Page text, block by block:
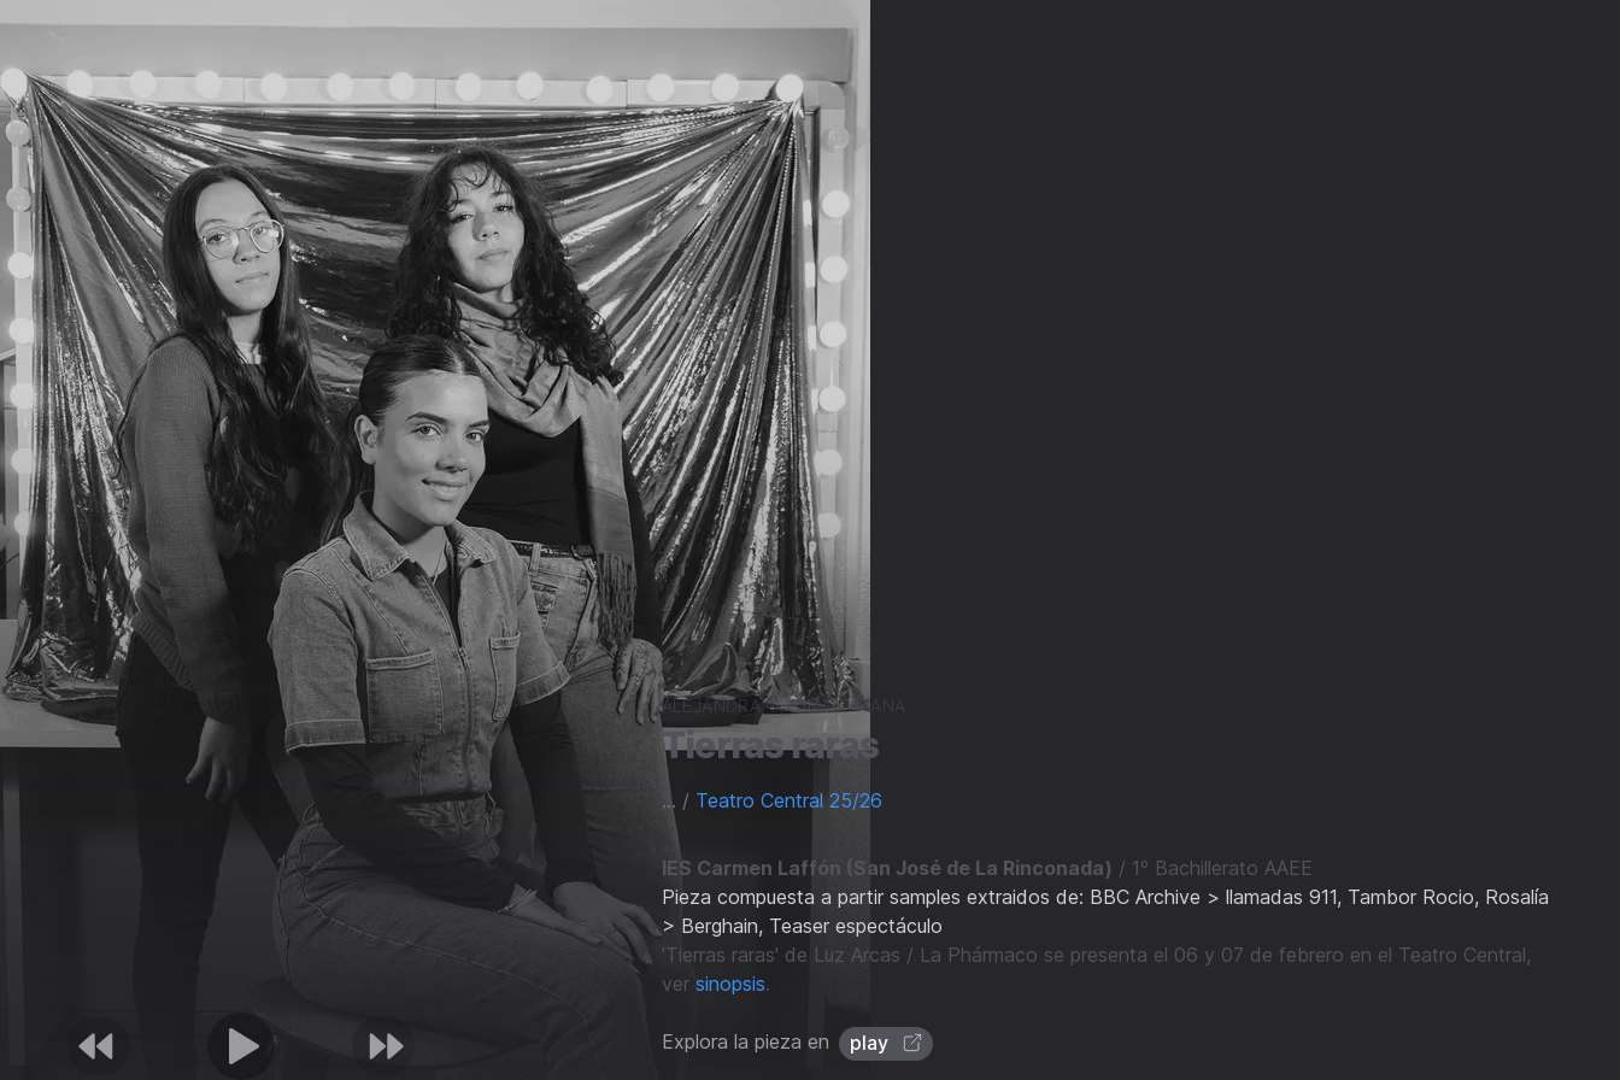
ALEJANDRA, NADIA Y TRIANA
Tierras raras
... / Teatro Central 25/26
IES Carmen Laffón (San José de La Rinconada) / 1º Bachillerato AAEE
Pieza compuesta a partir samples extraidos de: BBC Archive > llamadas 911, Tambor Rocio, Rosalía
> Berghain, Teaser espectáculo
'Tierras raras' de Luz Arcas / La Phármaco se presenta el 06 y 07 de febrero en el Teatro Central,
ver sinopsis.
Explora la pieza en play